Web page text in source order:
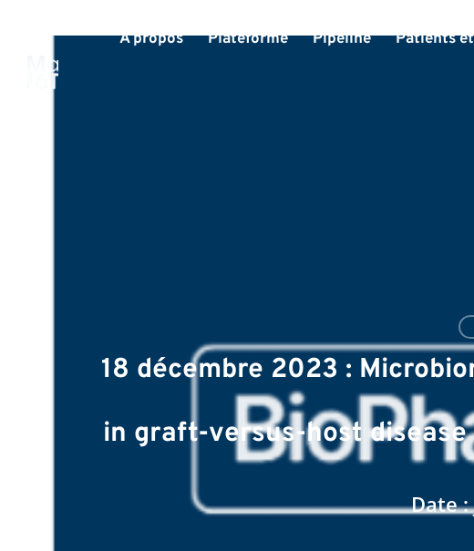
À propos Plateforme Pipeline Patients
18 décembre 2023 :
in graft-versus-host
Date